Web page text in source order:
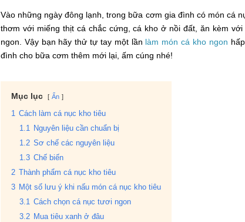
Vào những ngày đông lạnh, trong bữa cơm gia đình có món cá
thơm với miếng thịt cá chắc cứng, cá kho ở nồi đất, ăn kèm
ngon. Vậy bạn hãy thử tự tay một lần làm món cá kho ngon
đình cho bữa cơm thêm mới lại, ấm cúng nhé!
Mục lục Ẩn
1 Cách làm cá nục kho tiêu
1.1 Nguyên liệu cần chuẩn bị
1.2 Sơ chế các nguyên liệu
1.3 Chế biến
2
Thành phẩm cá nục kho tiêu
3 Một số lưu ý khi nấu món cá nục kho tiêu
3.1 Cách chọn cá nục tươi ngon
3.2 Mua tiêu xanh ở đâu